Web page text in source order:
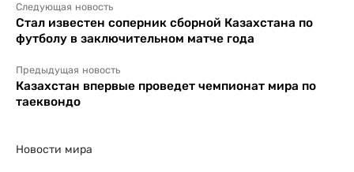
Следующая новость
Стал известен соперник сборной Казахстана по
футболу в заключительном матче года
Предыдущая новость
Казахстан впервые проведет чемпионат мира по
таеквондо
Новости мира